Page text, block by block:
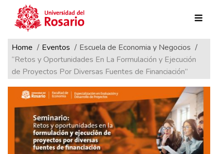
Pasar al contenido principal
Ruta de navegación
Home Eventos
Escuela de Economia y Negocios
“Retos y Oportunidades En La Formulación y Ejecución
de Proyectos Por Diversas Fuentes de Financiación”